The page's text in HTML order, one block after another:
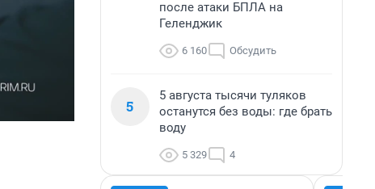
после атаки БПЛА на
Геленджик
6 160 Обсудить
5
5 августа тысячи туляков
останутся без воды: где брать
воду
5 329 4